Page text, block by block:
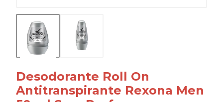
Desodorante Roll On
Antitranspirante Rexona Men